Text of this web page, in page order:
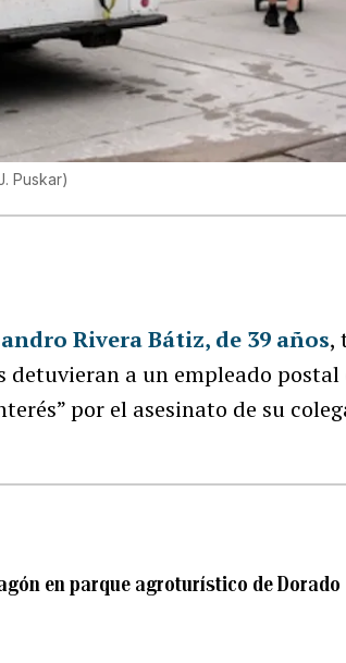
Puskar)
Rivera Bátiz, de 39 años,
detuvieran a un empleado postal
por el asesinato de su
en parque agroturístico de Dorado